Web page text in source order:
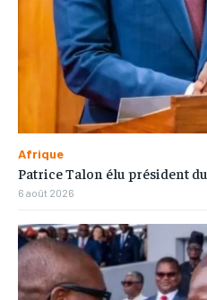
Afrique
Patrice Talon élu président
6 août 2026